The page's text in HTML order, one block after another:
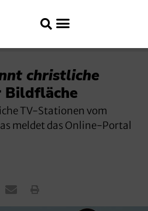
christliche
TV-Stationen vom
meldet das Online-Portal